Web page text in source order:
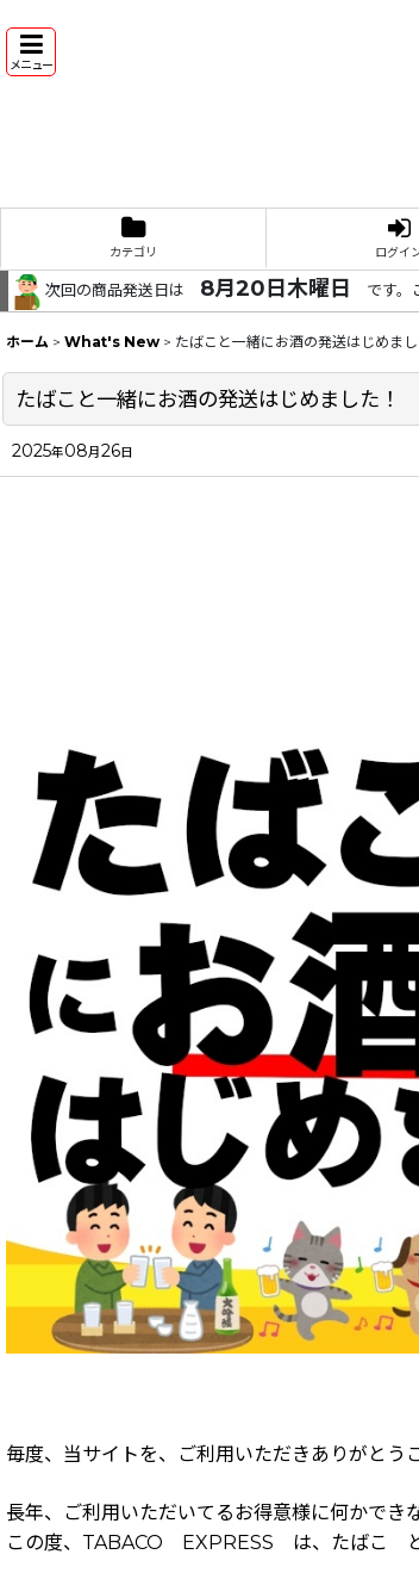
メニュー
カテゴリ ログイ
次回の商品発送日は 8月20日木曜日 です。
ホーム > What's New > たばこと一緒にお酒の発送はじめまし
たばこと一緒にお酒の発送はじめました！
2025年08月 26日
毎度、当サイトを、ご利用いただきありがとう
長年、ご利用いただいてるお得意様に何かでき
この度、TABACO EXPRESS は、たばこ と